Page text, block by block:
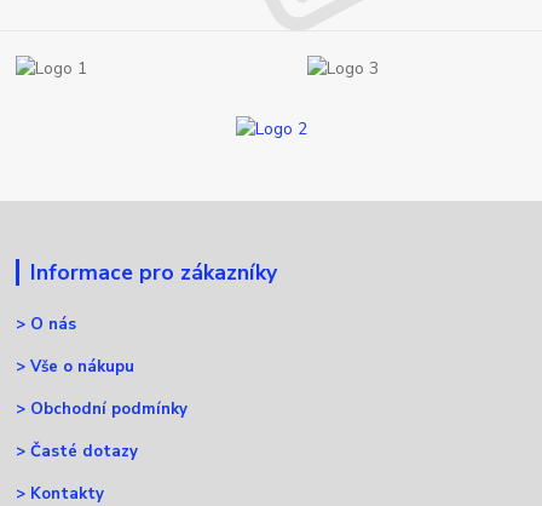
Informace pro zákazníky
> O nás
>Vše o nákupu
> Obchodní podmínky
>Časté dotazy
> Kontakty